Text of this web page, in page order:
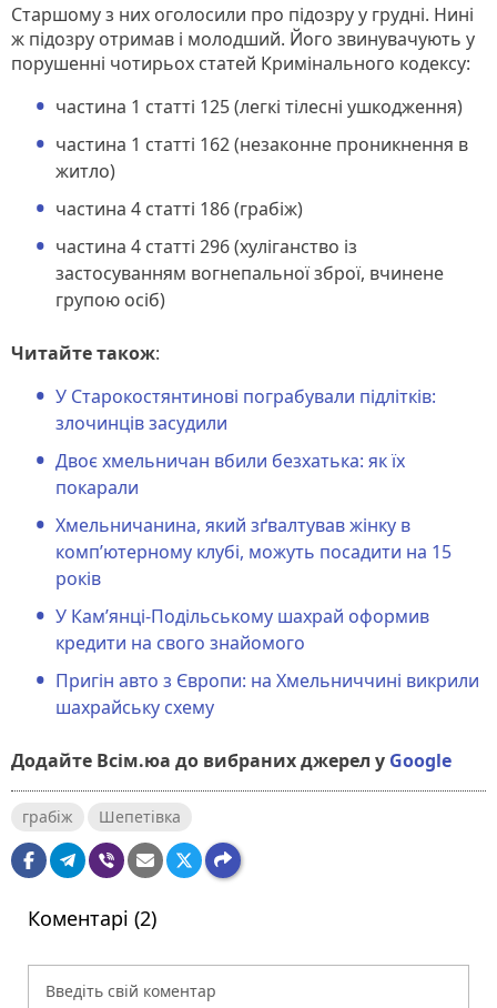
Старшому з них оголосили про підозру у грудні. Нині
ж підозру отримав і молодший. Його звинувачують у
порушенні чотирьох статей Кримінального кодексу:
частина 1 статті 125 (легкі тілесні ушкодження)
частина 1 статті 162 (незаконне проникнення в
житло)
частина 4 статті 186 (грабіж)
частина 4 статті 296 (хуліганство із
застосуванням вогнепальної зброї, вчинене
групою осіб)
Читайте також:
У Старокостянтинові пограбували підлітків:
злочинців засудили
Двоє хмельничан вбили безхатька: як їх
покарали
Хмельничанина, який зґвалтував жінку в
комп’ютерному клубі, можуть посадити на 15
років
У Кам’янці-Подільському шахрай оформив
кредити на свого знайомого
Пригін авто з Європи: на Хмельниччині викрили
шахрайську схему
Додайте Всім.юа до вибраних джерел у Google
грабіж Шепетівка
Коментарі (2)